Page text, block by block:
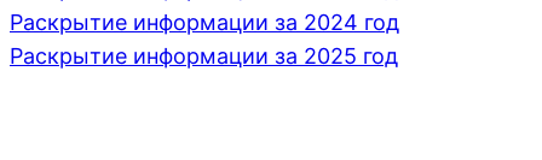
Раскрытие информации за 2024 год
Раскрытие информации за 2025 год